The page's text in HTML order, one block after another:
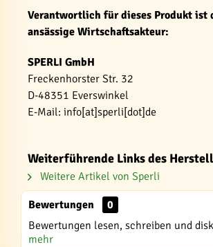
Verantwortlich für dieses Produkt ist
ansässige Wirtschaftsakteur:
SPERLI GmbH
Freckenhorster Str. 32
D-48351 Everswinkel
E-Mail: info[at]sperli[dot]de
Weiterführende Links des
Weitere Artikel von Sperli
Bewertungen
0
Bewertungen lesen, schreiben und
mehr